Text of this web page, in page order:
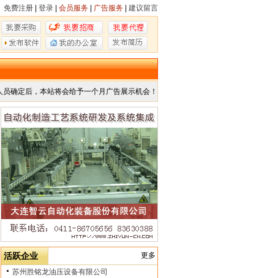
免费注册 登录 会员服务 广告服务 建议留言
确定后，本站将会给予一个月广告展示机会！
活跃企业
更多
苏州胜铭龙油压设备有限公司